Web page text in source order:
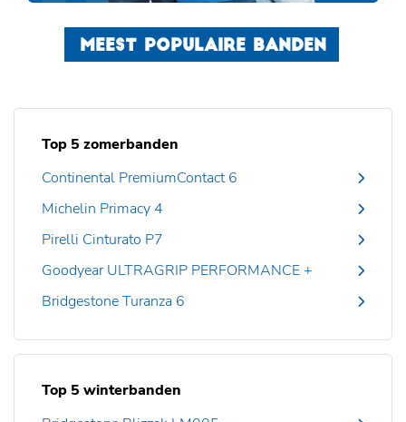
MEEST POPULAIRE BANDEN
Top 5 zomerbanden
Continental PremiumContact 6
Michelin Primacy 4
Pirelli Cinturato P7
Goodyear ULTRAGRIP PERFORMANCE +
Bridgestone Turanza 6
Top 5 winterbanden